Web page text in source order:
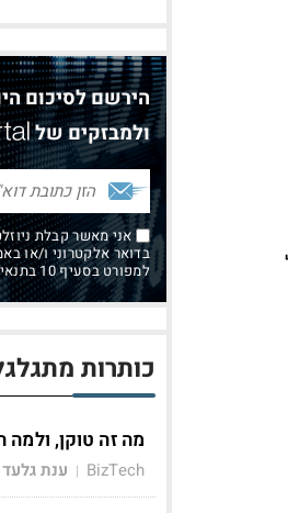
הירשם לסיכום
ולמבזקים של
אני מאשר קבלת
בדואר אלקטרוני ו/או
למפורט בסעיף 10 בתנאי השימוש
כותרות
מה זה טוקן,
BizTech
| ענת גלעד